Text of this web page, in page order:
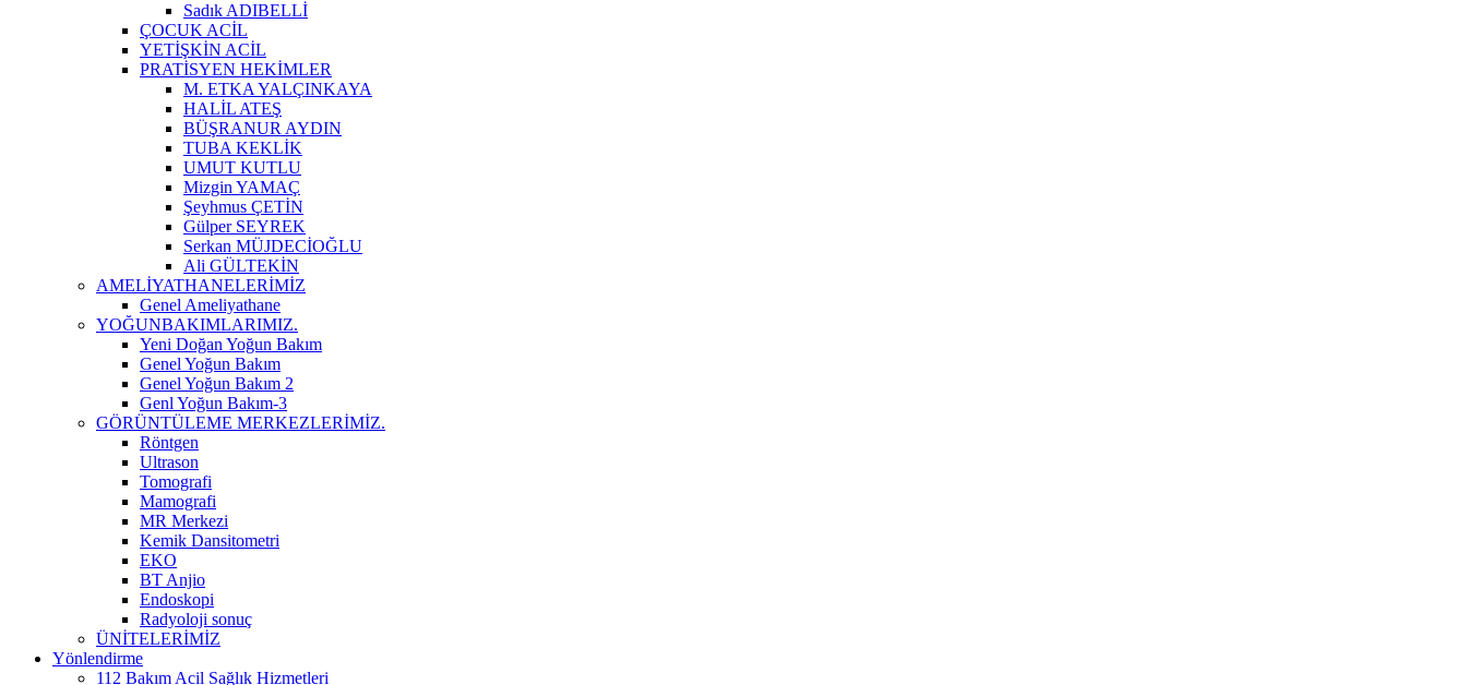
Sadık ADIBELLİ
ÇOCUK ACİL
YETİŞKİN ACİL
PRATİSYEN HEKİMLER
M. ETKA YALÇINKAYA
HALİL ATEŞ
BÜŞRANUR AYDIN
TUBA KEKLİK
UMUT KUTLU
Mizgin YAMAÇ
Şeyhmus ÇETİN
Gülper SEYREK
Serkan MÜJDECİOĞLU
Ali GÜLTEKİN
AMELİYATHANELERİMİZ
Genel Ameliyathane
YOĞUNBAKIMLARIMIZ.
Yeni Doğan Yoğun Bakım
Genel Yoğun Bakım
Genel Yoğun Bakım 2
Genl Yoğun Bakım-3
GÖRÜNTÜLEME MERKEZLERİMİZ.
Röntgen
Ultrason
Tomografi
Mamografi
MR Merkezi
Kemik Dansitometri
EKO
BT Anjio
Endoskopi
Radyoloji sonuç
ÜNİTELERİMİZ
Yönlendirme
112 Bakım Acil Sağlık Hizmetleri